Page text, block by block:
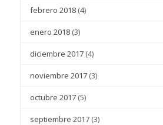
febrero 2018 (4)
enero 2018 (3)
diciembre 2017 (4)
noviembre 2017 (3)
octubre 2017 (5)
septiembre 2017 (3)